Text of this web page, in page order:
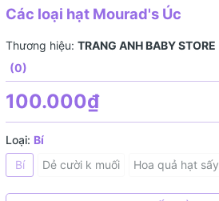
Các loại hạt Mourad's Úc
Thương hiệu: TRANG ANH BABY STORE
(0)
100.000₫
Loại: Bí
Bí
Dẻ cười k muối Hoa quả hạt sấy